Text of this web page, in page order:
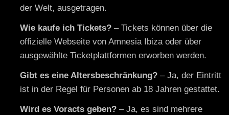
der Welt, ausgetragen.
Wie kaufe ich Tickets? – Tickets können über die
offizielle Webseite von Amnesia Ibiza oder über
ausgewählte Ticketplattformen erworben werden.
Gibt es eine Altersbeschränkung? – Ja, der Eintritt
ist in der Regel für Personen ab 18 Jahren gestattet.
Wird es Voracts geben? – Ja, es sind mehrere